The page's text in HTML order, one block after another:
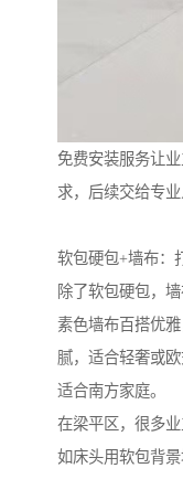
免费安装服务让
求，后续交给专业
软包硬包+墙布：
除了软包硬包，
素色墙布百搭优
腻，适合轻奢或
适合南方家庭。
在梁平区，很多
如床头用软包背